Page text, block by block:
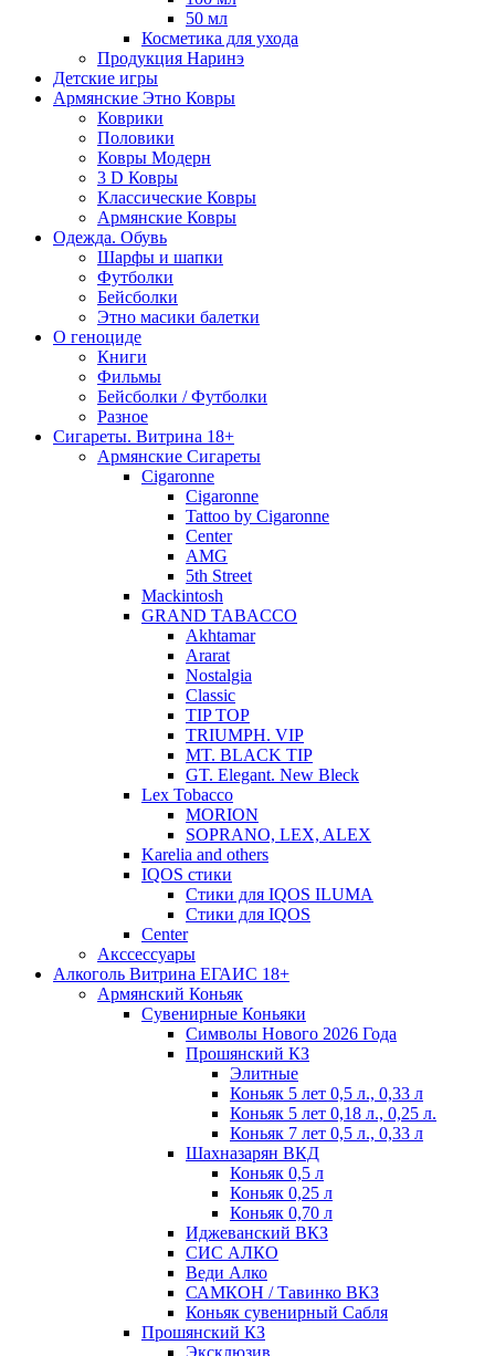
50 мл
Косметика для ухода
Продукция Наринэ
Детские игры
Армянские Этно Ковры
Коврики
Половики
Ковры Модерн
3 D Ковры
Классические Ковры
Армянские Ковры
Одежда. Обувь
Шарфы и шапки
Футболки
Бейсболки
Этно масики балетки
О геноциде
Книги
Фильмы
Бейсболки / Футболки
Разное
Сигареты. Витрина 18+
Армянские Сигареты
Cigaronne
Cigaronne
Tattoo by Cigaronne
Center
AMG
5th Street
Mackintosh
GRAND TABACCO
Akhtamar
Ararat
Nostalgia
Classic
TIP TOP
TRIUMPH. VIP
MT. BLACK TIP
GT. Elegant. New Bleck
Lex Tobacco
MORION
SOPRANO, LEX, ALEX
Karelia and others
IQOS стики
Стики для IQOS ILUMA
Стики для IQOS
Сenter
Акссессуары
Алкоголь Витрина ЕГАИС 18+
Армянский Коньяк
Сувенирные Коньяки
Символы Нового 2026 Года
Прошянский КЗ
Элитные
Коньяк 5 лет 0,5 л., 0,33 л
Коньяк 5 лет 0,18 л., 0,25 л.
Коньяк 7 лет 0,5 л., 0,33 л
Шахназарян ВКД
Коньяк 0,5 л
Коньяк 0,25 л
Коньяк 0,70 л
Иджеванский ВКЗ
СИС АЛКО
Веди Алко
САМКОН / Тавинко ВКЗ
Коньяк сувенирный Сабля
Прошянский КЗ
Эксклюзив